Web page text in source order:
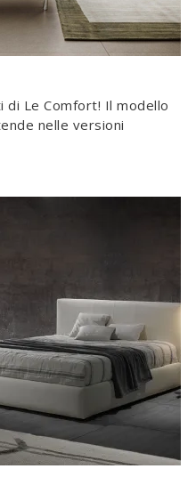
Le Comfort! Il modello
nelle versioni